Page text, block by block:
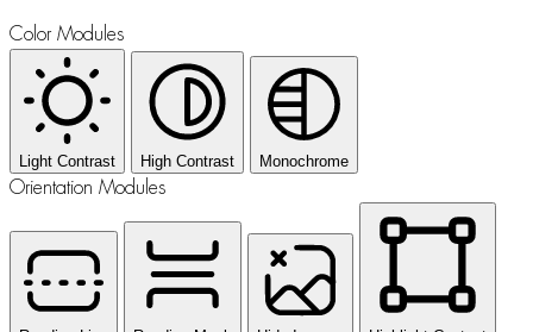
Color Modules
Light Contrast High Contrast Monochrome
Orientation Modules